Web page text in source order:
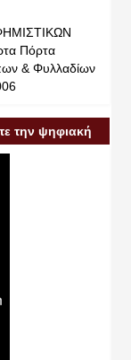
Πόρτα
& Φυλλαδίων
την ψηφιακή